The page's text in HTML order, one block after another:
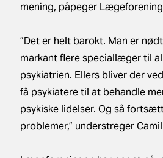
mening, påpeger
”Det er helt barokt. Man er
markant flere speciallæger til
psykiatrien. Ellers bliver der
få psykiatere til at behandle
psykiske lidelser. Og så
problemer,” understreger